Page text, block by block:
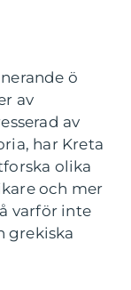
ö
av
av
har Kreta
olika
och mer
varför inte
grekiska